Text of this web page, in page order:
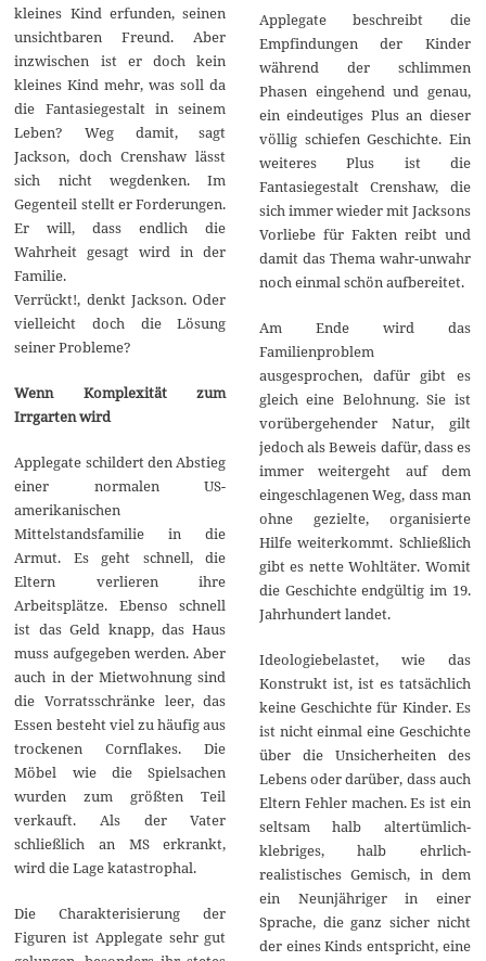
kleines Kind erfunden, seinen
unsichtbaren Freund. Aber
inzwischen ist er doch kein
kleines Kind mehr, was soll da
die Fantasiegestalt in seinem
Leben? Weg damit, sagt
Jackson, doch Crenshaw lässt
sich nicht wegdenken. Im
Gegenteil stellt er Forderungen.
Er will, dass endlich die
Wahrheit gesagt wird in der
Familie.
Verrückt!, denkt Jackson. Oder
vielleicht doch die Lösung
seiner Probleme?
Wenn Komplexität zum
Irrgarten wird
Applegate schildert den Abstieg
einer normalen US-
amerikanischen
Mittelstandsfamilie in die
Armut. Es geht schnell, die
Eltern verlieren ihre
Arbeitsplätze. Ebenso schnell
ist das Geld knapp, das Haus
muss aufgegeben werden. Aber
auch in der Mietwohnung sind
die Vorratsschränke leer, das
Essen besteht viel zu häufig aus
trockenen Cornflakes. Die
Möbel wie die Spielsachen
wurden zum größten Teil
verkauft. Als der Vater
schließlich an MS erkrankt,
wird die Lage katastrophal.
Die Charakterisierung der
Figuren ist Applegate sehr gut
Applegate beschreibt die
Empfindungen der Kinder
während der schlimmen
Phasen eingehend und genau,
ein eindeutiges Plus an dieser
völlig schiefen Geschichte. Ein
weiteres Plus ist die
Fantasiegestalt Crenshaw, die
sich immer wieder mit Jacksons
Vorliebe für Fakten reibt und
damit das Thema wahr-unwahr
noch einmal schön aufbereitet.
Am Ende wird das
Familienproblem
ausgesprochen, dafür gibt es
gleich eine Belohnung. Sie ist
vorübergehender Natur, gilt
jedoch als Beweis dafür, dass es
immer weitergeht auf dem
eingeschlagenen Weg, dass man
ohne gezielte, organisierte
Hilfe weiterkommt. Schließlich
gibt es nette Wohltäter. Womit
die Geschichte endgültig im 19.
Jahrhundert landet.
Ideologiebelastet, wie das
Konstrukt ist, ist es tatsächlich
keine Geschichte für Kinder. Es
ist nicht einmal eine Geschichte
über die Unsicherheiten des
Lebens oder darüber, dass auch
Eltern Fehler machen. Es ist ein
seltsam halb altertümlich-
klebriges, halb ehrlich-
realistisches Gemisch, in dem
ein Neunjähriger in einer
Sprache, die ganz sicher nicht
der eines Kinds entspricht, eine